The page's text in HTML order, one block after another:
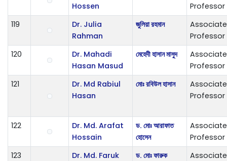
Hossen
Professor
119
Dr. Julia
Rahman
জুলিয়া রহমান
Associate
Professor
120
Dr. Mahadi
Hasan Masud
মেহেদী হাসান মাসুদ
Associate
Professor
121
Dr. Md Rabiul
Hasan
মোঃ রবিউল হাসান
Associate
Professor
122
Dr. Md. Arafat
Hossain
ড. মোঃ আরাফাত
হোসেন
Associate
Professor
123
Dr. Md. Faruk
ড. মোঃ ফারুক
Associate